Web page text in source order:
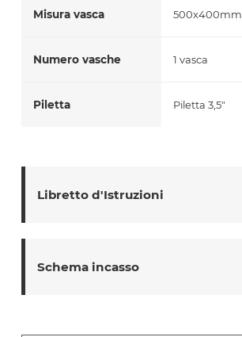
Libretto d'Istruzioni
Schema incasso
Misura vasca 500x400mm
Numero vasche 1 vasca
Piletta Piletta 3,5"